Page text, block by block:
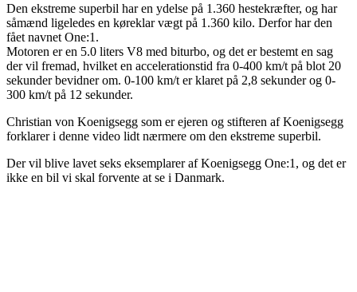
Den ekstreme superbil har en ydelse på 1.360 hestekræfter, og har
såmænd ligeledes en køreklar vægt på 1.360 kilo. Derfor har den
fået navnet One:1.
Motoren er en 5.0 liters V8 med biturbo, og det er bestemt en sag
der vil fremad, hvilket en accelerationstid fra 0-400 km/t på blot 20
sekunder bevidner om. 0-100 km/t er klaret på 2,8 sekunder og 0-
300 km/t på 12 sekunder.
Christian von Koenigsegg som er ejeren og stifteren af Koenigsegg
forklarer i denne video lidt nærmere om den ekstreme superbil.
Der vil blive lavet seks eksemplarer af Koenigsegg One:1, og det er
ikke en bil vi skal forvente at se i Danmark.